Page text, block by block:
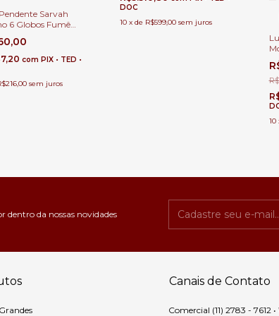
Sarvah
6 Globos Fumê
(Importado) Para
e Casas Pé Direito
Alto.com PIX • TED •
sem juros
DOC
10 xde R$599,00 sem juros
10
dentro da nossas novidades
Canais de Contato
Comercial (11) 2783 - 7612